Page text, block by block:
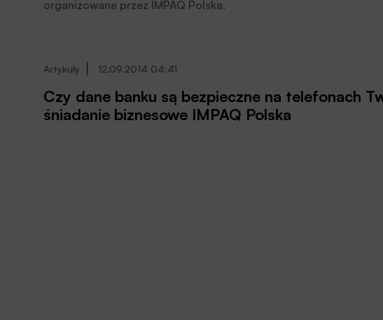
organizowane przez IMPAQ Polska.
Artykuły 12.09.2014 04:41
Czy dane banku są bezpieczne na telefonach
śniadanie biznesowe IMPAQ Polska